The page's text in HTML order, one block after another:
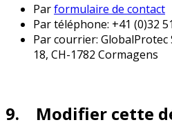
Parformulaire de contact
Par téléphone: +41 (0)32
Par courrier: GlobalProtec
18, CH-1782 Cormagens
9. Modifier cette